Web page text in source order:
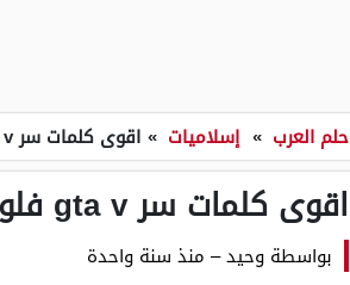
حلم العرب » إسلاميات » اقوى كلمات سر gta v فلوس وسلاح
اقوى كلمات سر gta v فلوس وسلاح
بواسطة وحيد– منذ سنة واحدة